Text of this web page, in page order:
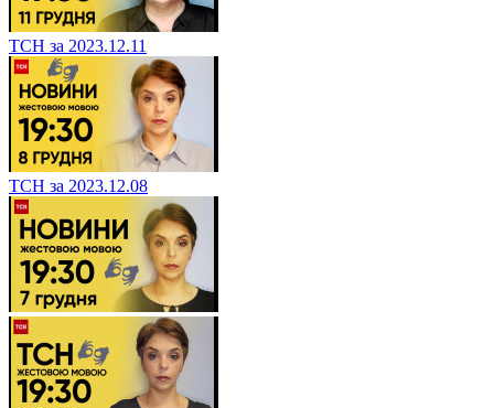
ТСН за 2023.12.11
ТСН за 2023.12.08